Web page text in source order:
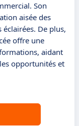
Son
aisée des
De plus,
offre une
aidant
opportunités et